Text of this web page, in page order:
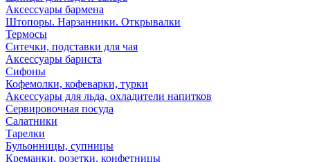
Аксессуары бармена
Штопоры. Нарзанники. Открывалки
Термосы
Ситечки, подставки для чая
Аксессуары бариста
Сифоны
Кофемолки, кофеварки, турки
Аксессуары для льда, охладители напитков
Сервировочная посуда
Салатники
Тарелки
Бульонницы, супницы
Креманки, розетки, конфетницы